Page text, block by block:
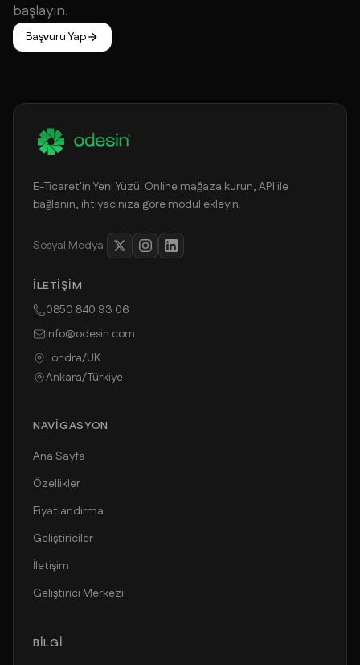
başlayın.
Başvuru Yap
E-Ticaret'in Yeni Yüzü. Online mağaza kurun, API ile
bağlanın, ihtiyacınıza göre modül ekleyin.
Sosyal Medya
İLETIŞIM
0850 840 93 06
info@odesin.com
Londra/UK
Ankara/Türkiye
NAVIGASYON
Ana Sayfa
Özellikler
Fiyatlandırma
Geliştiriciler
İletişim
Geliştirici Merkezi
BILGI